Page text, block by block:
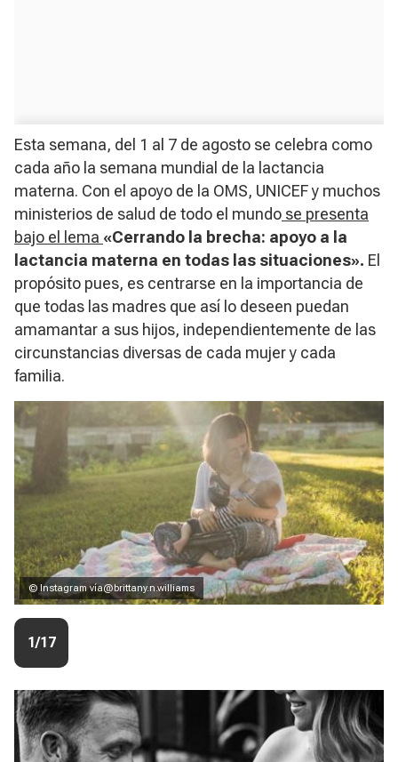
Esta semana, del 1 al 7 de agosto se celebra como
cada año la semana mundial de la lactancia
materna. Con el apoyo de la OMS, UNICEF y muchos
ministerios de salud de todo el mundo se presenta
bajo el lema «Cerrando la brecha: apoyo a la
lactancia materna en todas las situaciones». El
propósito pues, es centrarse en la importancia de
que todas las madres que así lo deseen puedan
amamantar a sus hijos, independientemente de las
circunstancias diversas de cada mujer y cada
familia.
© Instagram vía@brittany.n.williams
1/17